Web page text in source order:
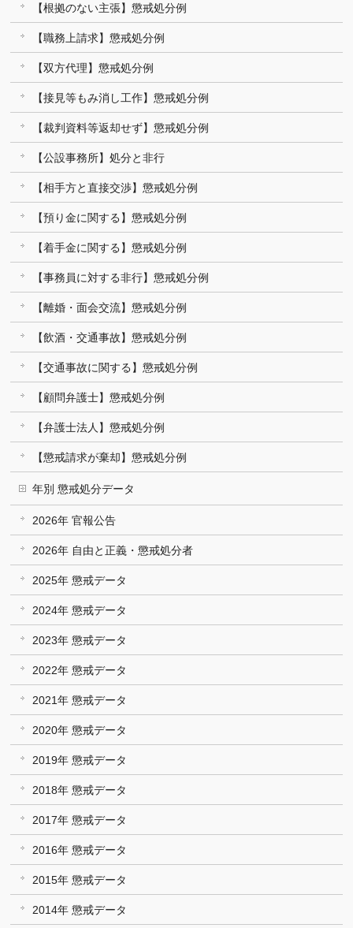
【根拠のない主張】懲戒処分例
【職務上請求】懲戒処分例
【双方代理】懲戒処分例
【接見等もみ消し工作】懲戒処分例
【裁判資料等返却せず】懲戒処分例
【公設事務所】処分と非行
【相手方と直接交渉】懲戒処分例
【預り金に関する】懲戒処分例
【着手金に関する】懲戒処分例
【事務員に対する非行】懲戒処分例
【離婚・面会交流】懲戒処分例
【飲酒・交通事故】懲戒処分例
【交通事故に関する】懲戒処分例
【顧問弁護士】懲戒処分例
【弁護士法人】懲戒処分例
【懲戒請求が棄却】懲戒処分例
年別 懲戒処分データ
2026年 官報公告
2026年 自由と正義・懲戒処分者
2025年 懲戒データ
2024年 懲戒データ
2023年 懲戒データ
2022年 懲戒データ
2021年 懲戒データ
2020年 懲戒データ
2019年 懲戒データ
2018年 懲戒データ
2017年 懲戒データ
2016年 懲戒データ
2015年 懲戒データ
2014年 懲戒データ